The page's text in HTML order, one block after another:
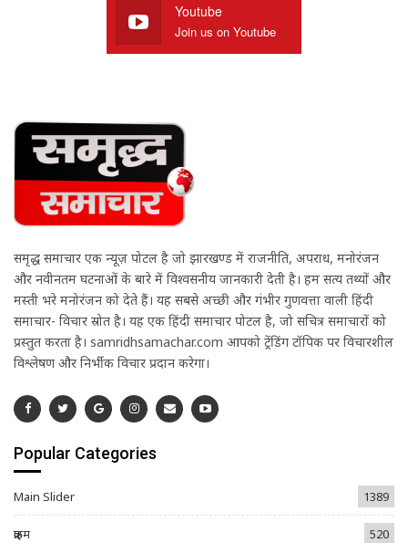
Youtube
Join us on Youtube
समृद्ध समाचार एक न्यूज़ पोर्टल है जो झारखण्ड में राजनीति, अपराध, मनोरंजन
और नवीनतम घटनाओं के बारे में विश्वसनीय जानकारी देती है। हम सत्य तथ्यों और
मस्ती भरे मनोरंजन को देते हैं। यह सबसे अच्छी और गंभीर गुणवत्ता वाली हिंदी
समाचार- विचार स्रोत है। यह एक हिंदी समाचार पोर्टल है, जो सचित्र समाचारों को
प्रस्तुत करता है। samridhsamachar.com आपको ट्रेंडिंग टॉपिक पर विचारशील
विश्लेषण और निर्भीक विचार प्रदान करेगा।
Popular Categories
Main Slider 1389
क्राइम 520